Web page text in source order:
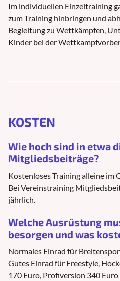
Im individuellen Einzeltraining
zum Training hinbringen und
Begleitung zu Wettkämpfen,
Kinder bei der
KOSTEN
Wie hoch sind in etwa
Mitgliedsbeiträge?
Kostenloses Training alleine im
Bei Vereinstraining
jährlich.
Welche Ausrüstung
besorgen und was
Normales Einrad für
Gutes Einrad für Freestyle,
170 Euro, Profiversion 340 Euro